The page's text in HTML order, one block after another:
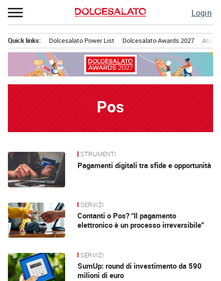
Passa
al
Login
principale
Quick links: Dolcesalato Power List Dolcesalato Awards 2027
Pos
News STRUMENTI
Pagamenti digitali tra sfide e opportunità
SERVIZI
Contanti o Pos? “Il pagamento
elettronico è un processo irreversibile”
SERVIZI
SumUp: round di investimento da 590
milioni di euro